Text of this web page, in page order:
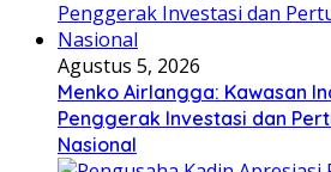
Agustus 5, 2026
Menko Airlangga: Kawasan
Penggerak Investasi dan
Nasional